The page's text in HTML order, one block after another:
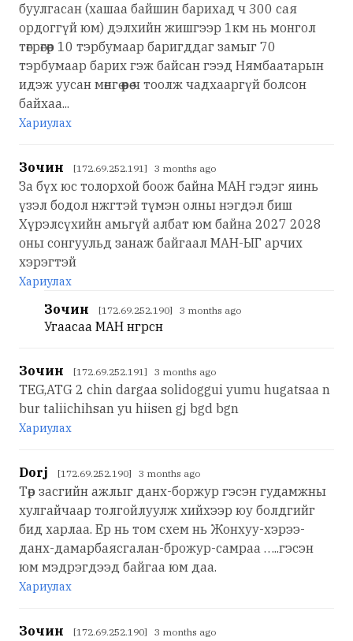
буулгасан (хашаа байшин барихад ч 300 сая
ордоггүй юм) дэлхийн жишгээр 1км нь монгол
төгрөгөөр 10 тэрбумаар баригддаг замыг 70
тэрбумаар барих гэж байсан гээд Нямбаатарын
идэж уусан мөнгө өөрөө ч тоолж чадхааргүй болсон
байхаа...
Хариулах
Зочин [172.69.252.191] 3 months ago
За бүх юс толорхой боож байна МАН гэдэг яинь
үзэл бодол нжгтэй түмэн олны нэгдэл биш
Хүрэлсүхийн амьгүй албат юм байна 2027 2028
оны сонгуульд занаж байгаал МАН-ЫГ арчих
хэрэгтэй
Хариулах
Зочин [172.69.252.190] 3 months ago
Угаасаа МАН өнгөрсөн
Зочин [172.69.252.191] 3 months ago
TEG,ATG 2 chin dargaa solidoggui yumu hugatsaa n
bur taliichihsan yu hiisen gj bgd bgn
Хариулах
Dorj [172.69.252.190] 3 months ago
Төр засгийн ажлыг данх-боржур гэсэн гудамжны
хулгайчаар толгойлуулж хийхээр юу болдгийг
бид харлаа. Ер нь том схем нь Жонхуу-хэрээ-
данх-дамарбаясгалан-брожур-самраа …..гэсэн
юм мэдрэгдээд байгаа юм даа.
Хариулах
Зочин [172.69.252.190] 3 months ago